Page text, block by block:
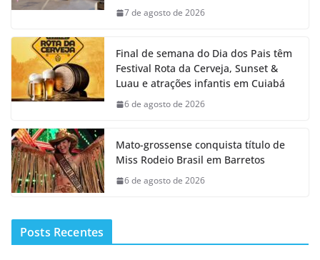
7 de agosto de 2026
Final de semana do Dia dos Pais têm
Festival Rota da Cerveja, Sunset &
Luau e atrações infantis em Cuiabá
6 de agosto de 2026
Mato-grossense conquista título de
Miss Rodeio Brasil em Barretos
6 de agosto de 2026
Posts Recentes